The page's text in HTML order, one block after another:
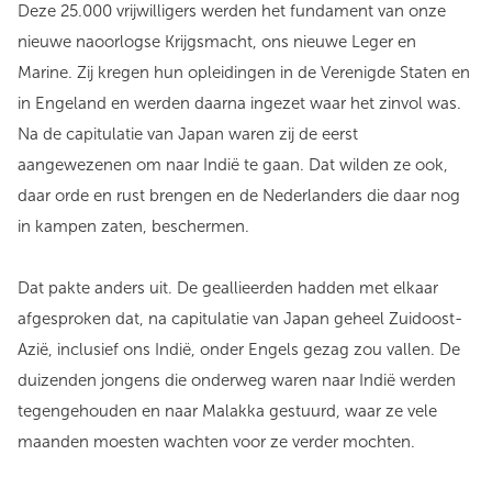
Deze 25.000 vrijwilligers werden het fundament van onze
nieuwe naoorlogse Krijgsmacht, ons nieuwe Leger en
Marine. Zij kregen hun opleidingen in de Verenigde Staten en
in Engeland en werden daarna ingezet waar het zinvol was.
Na de capitulatie van Japan waren zij de eerst
aangewezenen om naar Indië te gaan. Dat wilden ze ook,
daar orde en rust brengen en de Nederlanders die daar nog
in kampen zaten, beschermen.
Dat pakte anders uit. De geallieerden hadden met elkaar
afgesproken dat, na capitulatie van Japan geheel Zuidoost-
Azië, inclusief ons Indië, onder Engels gezag zou vallen. De
duizenden jongens die onderweg waren naar Indië werden
tegengehouden en naar Malakka gestuurd, waar ze vele
maanden moesten wachten voor ze verder mochten.